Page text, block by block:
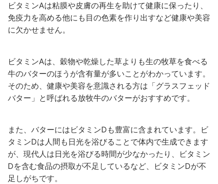
ビタミンAは粘膜や皮膚の再生を助けて健康に保ったり、
免疫力を高める他にも目の色素を作り出すなど健康や美容
に欠かせません。
ビタミンAは、穀物や乾燥した草よりも生の牧草を食べる
牛のバターのほうが含有量が多いことがわかっています。
そのため、健康や美容を意識される方は「グラスフェッド
バター」と呼ばれる放牧牛のバターがおすすめです。
また、バターにはビタミンDも豊富に含まれています。ビ
タミンDは人間も日光を浴びることで体内で生成できます
が、現代人は日光を浴びる時間が少なかったり、ビタミン
Dを含む食品の摂取が不足しているなど、ビタミンDが不
足しがちです。